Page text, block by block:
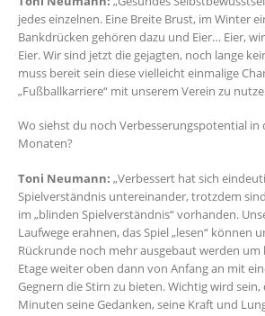
jedes einzelnen. Eine Breite Brust, im Winter
Bankdrücken gehören dazu und Eier… Eier,
Eier. Wir sind jetzt die gejagten, noch lange
muss bereit sein diese vielleicht einmalige
„Fußballkarriere“ mit unserem Verein zu
Wo siehst du noch Verbesserungspotential in
Monaten?
Toni Neumann: „Verbessert hat sich
Spielverständnis untereinander, trotzdem
im „blinden Spielverständnis“ vorhanden.
Laufwege erahnen, das Spiel „lesen“ können
Rückrunde noch mehr ausgebaut werden
Etage weiter oben dann von Anfang an mit
Gegnern die Stirn zu bieten. Wichtig wird
Minuten seine Gedanken, seine Kraft und